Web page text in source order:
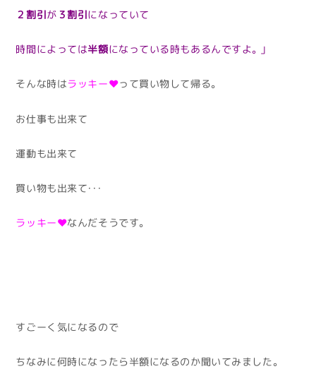
２割引 が ３割引 になっていて
時間によっては半額になっている時もあるんですよ。」
そんな時はラッキー❤って買い物して帰る。
お仕事も出来て
運動も出来て
買い物も出来て・・・
ラッキー❤なんだそうです。
すごーく気になるので
ちなみに何時になったら半額になるのか聞いてみました。